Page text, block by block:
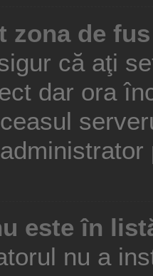
zona de
că aţi
dar ora
este în
nu a